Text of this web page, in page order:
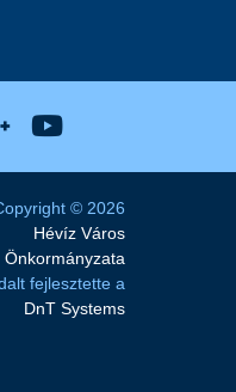
Facebook
Város X
Hévíz Város
Hévíz Város
© 2026
Hévíz Város
Önkormányzata
fejlesztette a
DnT Systems